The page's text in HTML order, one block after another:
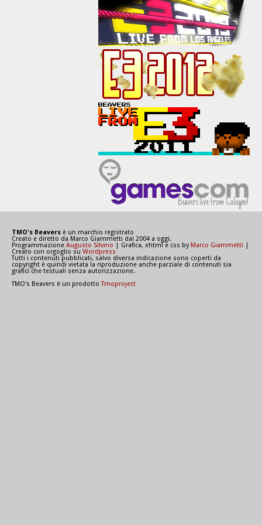
TMO's Beavers è un marchio registrato
Creato e diretto da Marco Giammetti dal 2004 a oggi.
Programmazione Augusto Silvino | Grafica, xhtml e css byMarco Giammetti |
Creato con orgoglio su Wordpress
Tutti i contenuti pubblicati, salvo diversa indicazione sono coperti da
copyright è quindi vietata la riproduzione anche parziale di contenuti sia
grafici che testuali senza autorizzazione.
TMO's Beavers è un prodottoTmoproject